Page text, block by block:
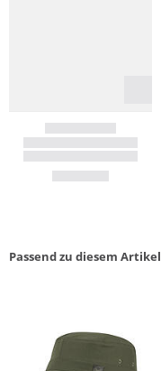
Passend zu diesem Artikel